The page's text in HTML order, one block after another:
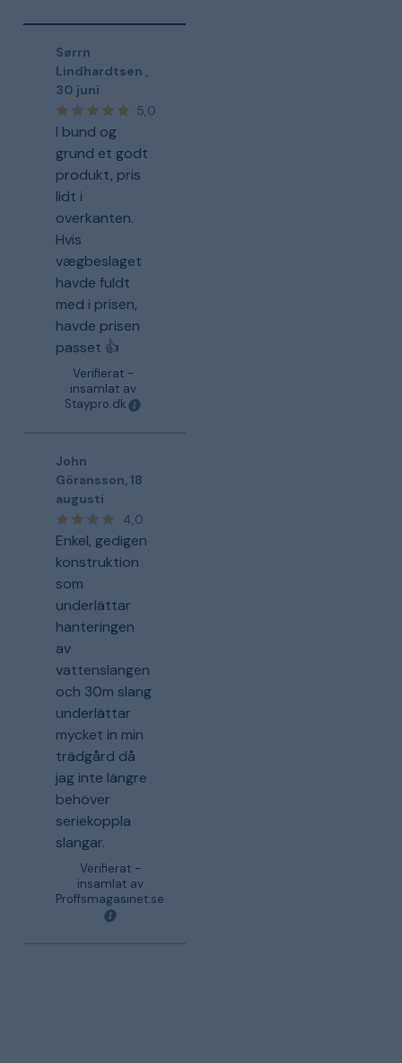
Sørrn
Lindhardtsen
30 juni
5,0
I bund og
grund et godt
produkt, pris
lidt i
overkanten.
Hvis
vægbeslaget
havde fuldt
med i prisen,
havde prisen
passet 👍
Verifierat -
insamlat av
Staypro.dk
John
Göransson 18
augusti
4,0
Enkel, gedigen
konstruktion
som
underlättar
hanteringen
av
vattenslangen
och 30m slang
underlättar
mycket in min
trädgård då
jag inte längre
behöver
seriekoppla
slangar.
Verifierat -
insamlat av
Proffsmagasinet.se